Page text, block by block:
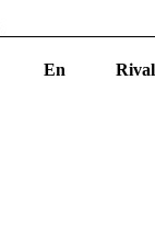
En Rival